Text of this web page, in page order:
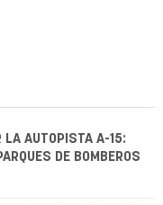
LA AUTOPISTA A-15:
DE BOMBEROS